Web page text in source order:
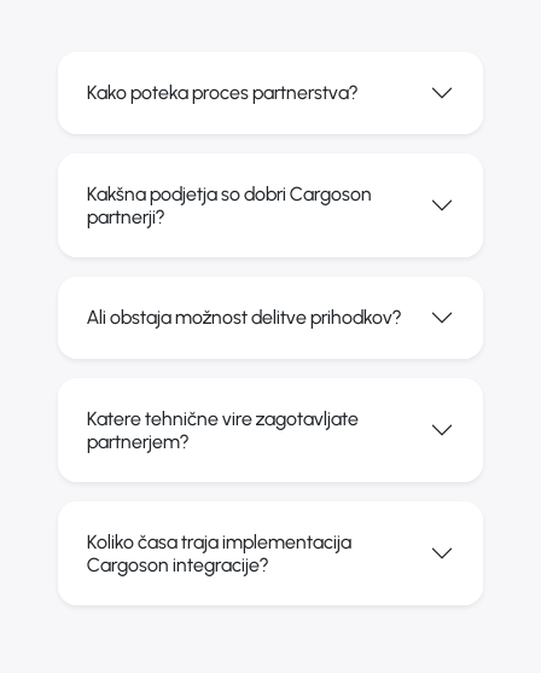
Kako poteka proces partnerstva?
Kakšna podjetja so dobri Cargoson
partnerji?
Ali obstaja možnost delitve prihodkov?
Katere tehnične vire zagotavljate
partnerjem?
Koliko časa traja implementacija
Cargoson integracije?